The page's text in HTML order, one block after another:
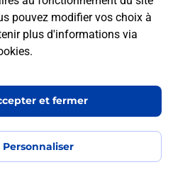
pouvez modifier vos choix à
plus d'informations via
.
Personnaliser
et fermer